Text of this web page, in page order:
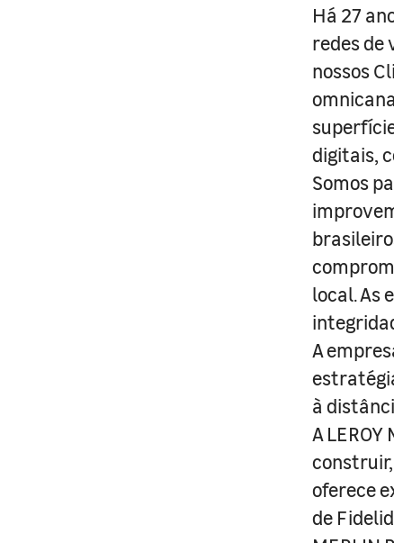
Há 27
redes de
nossos
digitais,
Somos
local. As
A
à
A
oferece
de